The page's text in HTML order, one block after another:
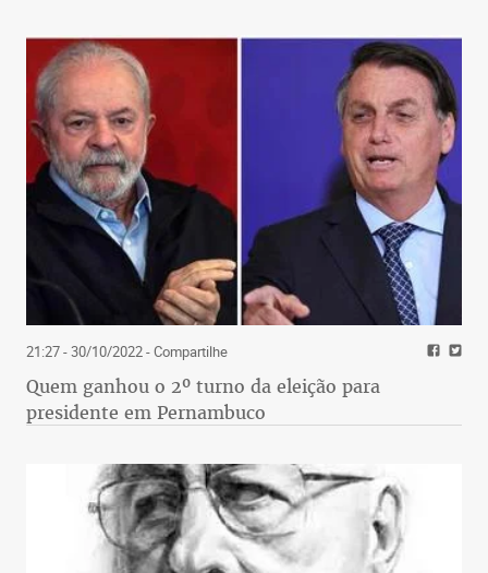
21:27 - 30/10/2022- Compartilhe
Quem ganhou o 2º turno da eleição para
presidente em Pernambuco